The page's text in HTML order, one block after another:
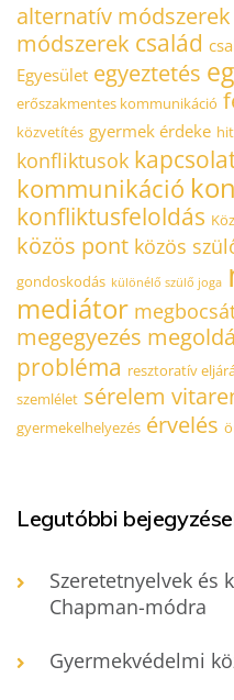
alternatív módszerek
módszerek család
Egyesület egyeztetés
erőszakmentes kommunikáció
közvetítés gyermek érdeke hit
konfliktusok
kommunikáció
konfliktusfeloldás
közös pont közös
gondoskodás különélő szülő joga
mediátor
megegyezés
probléma resztoratív
szemlélet sérelem
gyermekelhelyezés érvelés
Legutóbbi
Szeretetnyelvek és
Chapman-módra
Gyermekvédelmi